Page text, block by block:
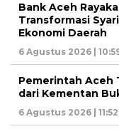
Bank Aceh
Transformasi
Ekonomi Daerah
6 Agustus 2026 |
Pemerintah Aceh
dari Kementan
6 Agustus 2026 |